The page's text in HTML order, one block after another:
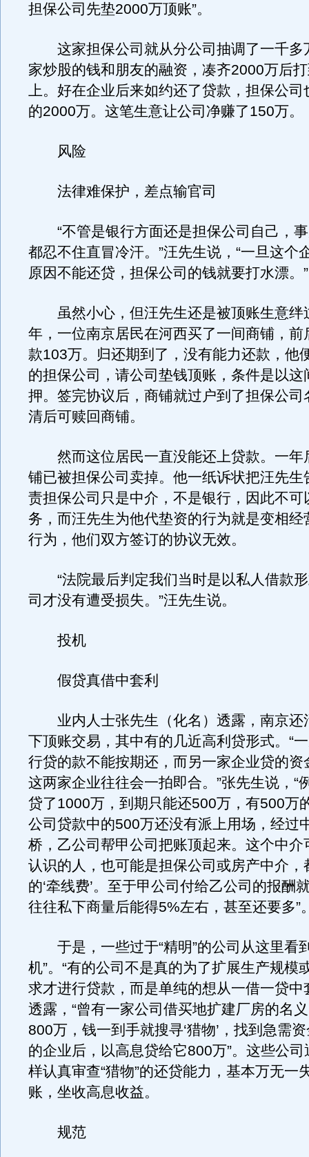
担保公司先垫2000万顶账”。
这家担保公司就从分公司抽调了一千多
家炒股的钱和朋友的融资，凑齐2000万后
上。好在企业后来如约还了贷款，担保公司
的2000万。这笔生意让公司净赚了150万。
风险
法律难保护，差点输官司
“不管是银行方面还是担保公司自己，事
都忍不住直冒冷汗。”汪先生说，“一旦这个
原因不能还贷，担保公司的钱就要打水漂。”
虽然小心，但汪先生还是被顶账生意绊
年，一位南京居民在河西买了一间商铺，前
款103万。归还期到了，没有能力还款，他
的担保公司，请公司垫钱顶账，条件是以这
押。签完协议后，商铺就过户到了担保公司
清后可赎回商铺。
然而这位居民一直没能还上贷款。一年
铺已被担保公司卖掉。他一纸诉状把汪先生
责担保公司只是中介，不是银行，因此不可
务，而汪先生为他代垫资的行为就是变相经
行为，他们双方签订的协议无效。
“法院最后判定我们当时是以私人借款形
司才没有遭受损失。”汪先生说。
投机
假贷真借中套利
业内人士张先生（化名）透露，南京还
下顶账交易，其中有的几近高利贷形式。“
行贷的款不能按期还，而另一家企业贷的资
这两家企业往往会一拍即合。”张先生说，“
贷了1000万，到期只能还500万，有500万
公司贷款中的500万还没有派上用场，经过
桥，乙公司帮甲公司把账顶起来。这个中介
认识的人，也可能是担保公司或房产中介，
的‘牵线费’。至于甲公司付给乙公司的报酬
往往私下商量后能得5%左右，甚至还要多”
于是，一些过于“精明”的公司从这里看
机”。“有的公司不是真的为了扩展生产规模
求才进行贷款，而是单纯的想从一借一贷中
透露，“曾有一家公司借买地扩建厂房的名
800万，钱一到手就搜寻‘猎物’，找到急需
的企业后，以高息贷给它800万”。这些公
样认真审查“猎物”的还贷能力，基本万无一
账，坐收高息收益。
规范